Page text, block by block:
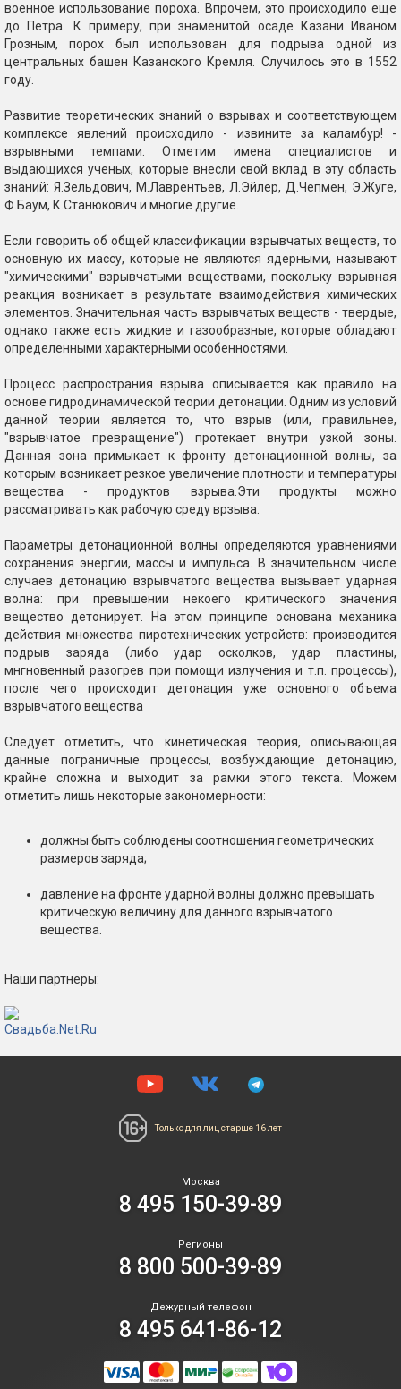
военное использование пороха. Впрочем, это происходило еще
до Петра. К примеру, при знаменитой осаде Казани Иваном
Грозным, порох был использован для подрыва одной из
центральных башен Казанского Кремля. Случилось это в 1552
году.
Развитие теоретических знаний о взрывах и соответствующем
комплексе явлений происходило - извините за каламбур! -
взрывными темпами. Отметим имена специалистов и
выдающихся ученых, которые внесли свой вклад в эту область
знаний: Я.Зельдович, М.Лаврентьев, Л.Эйлер, Д.Чепмен, Э.Жуге,
Ф.Баум, К.Станюкович и многие другие.
Если говорить об общей классификации взрывчатых веществ, то
основную их массу, которые не являются ядерными, называют
"химическими" взрывчатыми веществами, поскольку взрывная
реакция возникает в результате взаимодействия химических
элементов. Значительная часть взрывчатых веществ - твердые,
однако также есть жидкие и газообразные, которые обладают
определенными характерными особенностями.
Процесс распространия взрыва описывается как правило на
основе гидродинамической теории детонации. Одним из условий
данной теории является то, что взрыв (или, правильнее,
"взрывчатое превращение") протекает внутри узкой зоны.
Данная зона примыкает к фронту детонационной волны, за
которым возникает резкое увеличение плотности и температуры
вещества - продуктов взрыва.Эти продукты можно
рассматривать как рабочую среду врзыва.
Параметры детонационной волны определяются уравнениями
сохранения энергии, массы и импульса. В значительном числе
случаев детонацию взрывчатого вещества вызывает ударная
волна: при превышении некоего критического значения
вещество детонирует. На этом принципе основана механика
действия множества пиротехнических устройств: производится
подрыв заряда (либо удар осколков, удар пластины,
мнгновенный разогрев при помощи излучения и т.п. процессы),
после чего происходит детонация уже основного объема
взрывчатого вещества
Следует отметить, что кинетическая теория, описывающая
данные пограничные процессы, возбуждающие детонацию,
крайне сложна и выходит за рамки этого текста. Можем
отметить лишь некоторые закономерности:
должны быть соблюдены соотношения геометрических
размеров заряда;
давление на фронте ударной волны должно превышать
критическую величину для данного взрывчатого
вещества.
Наши партнеры:
Только для лицстарше 16 лет
Москва
8 495 150-39-89
Регионы
8 800 500-39-89
Дежурный телефон
8 495 641-86-12